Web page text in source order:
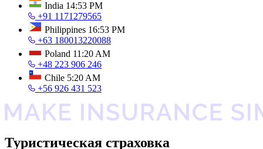
India 14:53 PM
+91 1171279565
Philippines 16:53 PM
+63 180013220088
Poland 11:20 AM
+48 223 906 246
Chile 5:20 AM
+56 926 431 523
Туристическая страховка